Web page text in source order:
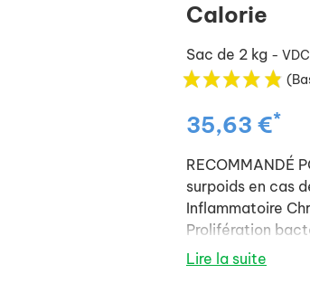
Calorie
Sac de 2 kg -
35,63 €*
RECOMMANDÉ
surpoids en cas
Inflammatoire
Prolifération
Dysorexie,
Lire la suite